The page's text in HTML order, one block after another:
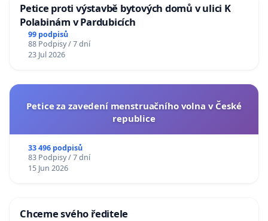
Petice proti výstavbě bytových domů v ulici K
Polabinám v Pardubicích
99 podpisů
88 Podpisy / 7 dní
23 Jul 2026
Petice za zavedení menstruačního volna v České
republice
33 496 podpisů
83 Podpisy / 7 dní
15 Jun 2026
Chceme svého ředitele